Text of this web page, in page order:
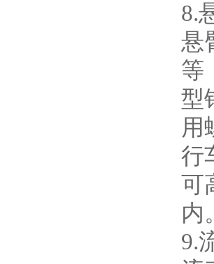
8.
悬
等
型
用
行
可
内
9.